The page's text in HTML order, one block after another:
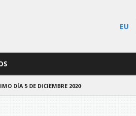
EU
DÍA 5 DE DICIEMBRE 2020